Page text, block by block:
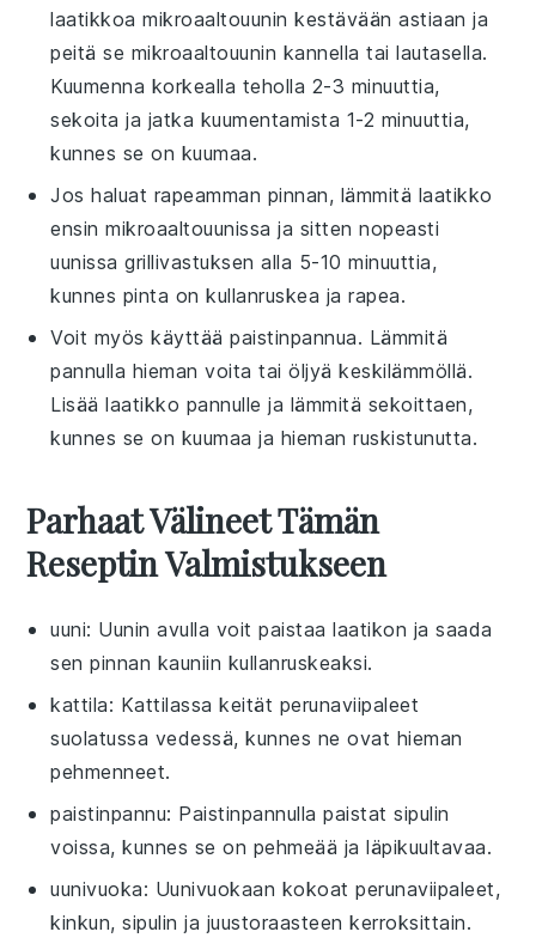
laatikkoa mikroaaltouunin kestävään astiaan ja
peitä se mikroaaltouunin kannella tai lautasella.
Kuumenna korkealla teholla 2-3 minuuttia,
sekoita ja jatka kuumentamista 1-2 minuuttia,
kunnes se on kuumaa.
Jos haluat rapeamman pinnan, lämmitä laatikko
ensin mikroaaltouunissa ja sitten nopeasti
uunissa grillivastuksen alla 5-10 minuuttia,
kunnes pinta on kullanruskea ja rapea.
Voit myös käyttääpaistinpannua. Lämmitä
pannulla hiemanvoita taiöljyä keskilämmöllä.
Lisäälaatikko pannulle ja lämmitä sekoittaen,
kunnes se on kuumaa ja hieman ruskistunutta.
Parhaat Välineet Tämän
Reseptin Valmistukseen
uuni: Uunin avulla voit paistaa laatikon ja saada
sen pinnan kauniin kullanruskeaksi.
kattila: Kattilassa keität perunaviipaleet
suolatussa vedessä, kunnes ne ovat hieman
pehmenneet.
paistinpannu: Paistinpannulla paistat sipulin
voissa, kunnes se on pehmeää ja läpikuultavaa.
uunivuoka: Uunivuokaan kokoat perunaviipaleet,
kinkun, sipulin ja juustoraasteen kerroksittain.